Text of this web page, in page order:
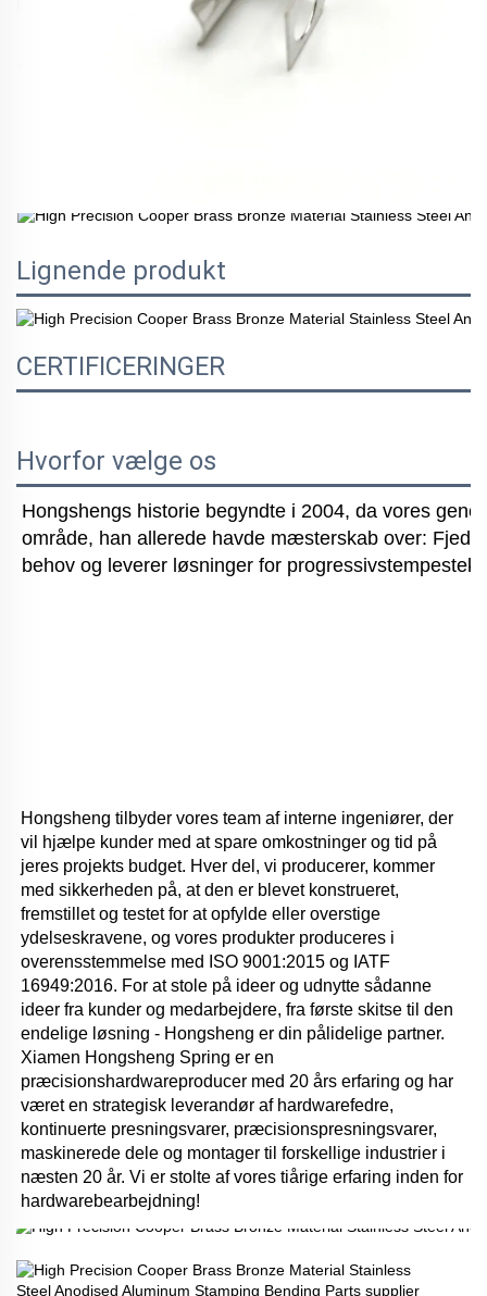
Lignende produkt
CERTIFICERINGER
Hvorfor vælge os
Hongshengs historie begyndte i 2004, da vores
område, han allerede havde mæsterskab over:
behov og leverer løsninger for
Hongsheng tilbyder vores team af interne ingeniører, der
vil hjælpe kunder med at spare omkostninger og tid på
jeres projekts budget. Hver del, vi producerer, kommer
med sikkerheden på, at den er blevet konstrueret,
fremstillet og testet for at opfylde eller overstige
ydelseskravene, og vores produkter produceres i
overensstemmelse med ISO 9001:2015 og IATF
16949:2016. For at stole på ideer og udnytte sådanne
ideer fra kunder og medarbejdere, fra første skitse til den
endelige løsning - Hongsheng er din pålidelige partner.
Xiamen Hongsheng Spring er en
præcisionshardwareproducer med 20 års erfaring og har
været en strategisk leverandør af hardwarefedre,
kontinuerte presningsvarer, præcisionspresningsvarer,
maskinerede dele og montager til forskellige industrier i
næsten 20 år. Vi er stolte af vores tiårige erfaring inden for
hardwarebearbejdning!